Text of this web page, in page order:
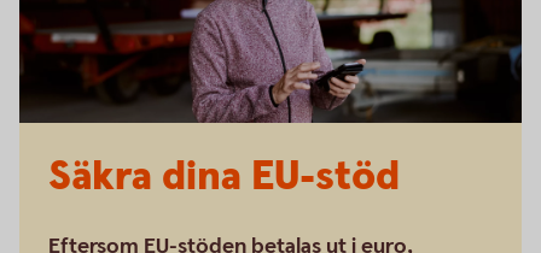
Säkra dina EU-stöd
Eftersom EU-stöden betalas ut i euro,